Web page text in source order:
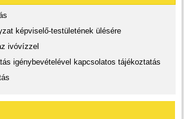
képviselő-testületének ülésére
ivóvízzel
igénybevételével kapcsolatos tájékoztatás